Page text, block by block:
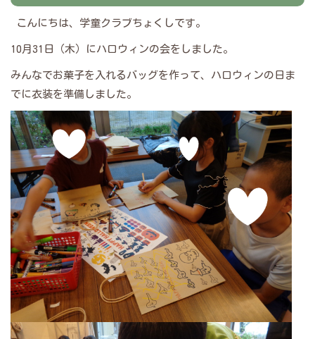
こんにちは、学童クラブちょくしです。
10月31日（木）にハロウィンの会をしました。
みんなでお菓子を入れるバッグを作って、ハロウィンの日ま
でに衣装を準備しました。